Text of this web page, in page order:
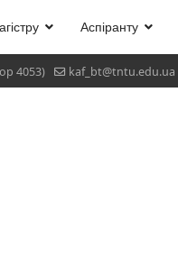
4053) kaf_bt@tntu.edu.ua
Аспіранту